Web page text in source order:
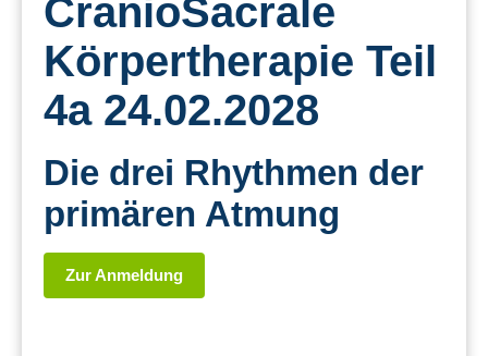
CranioSacrale
Körpertherapie Teil
4a 24.02.2028
Die drei Rhythmen der
primären Atmung
Zur Anmeldung